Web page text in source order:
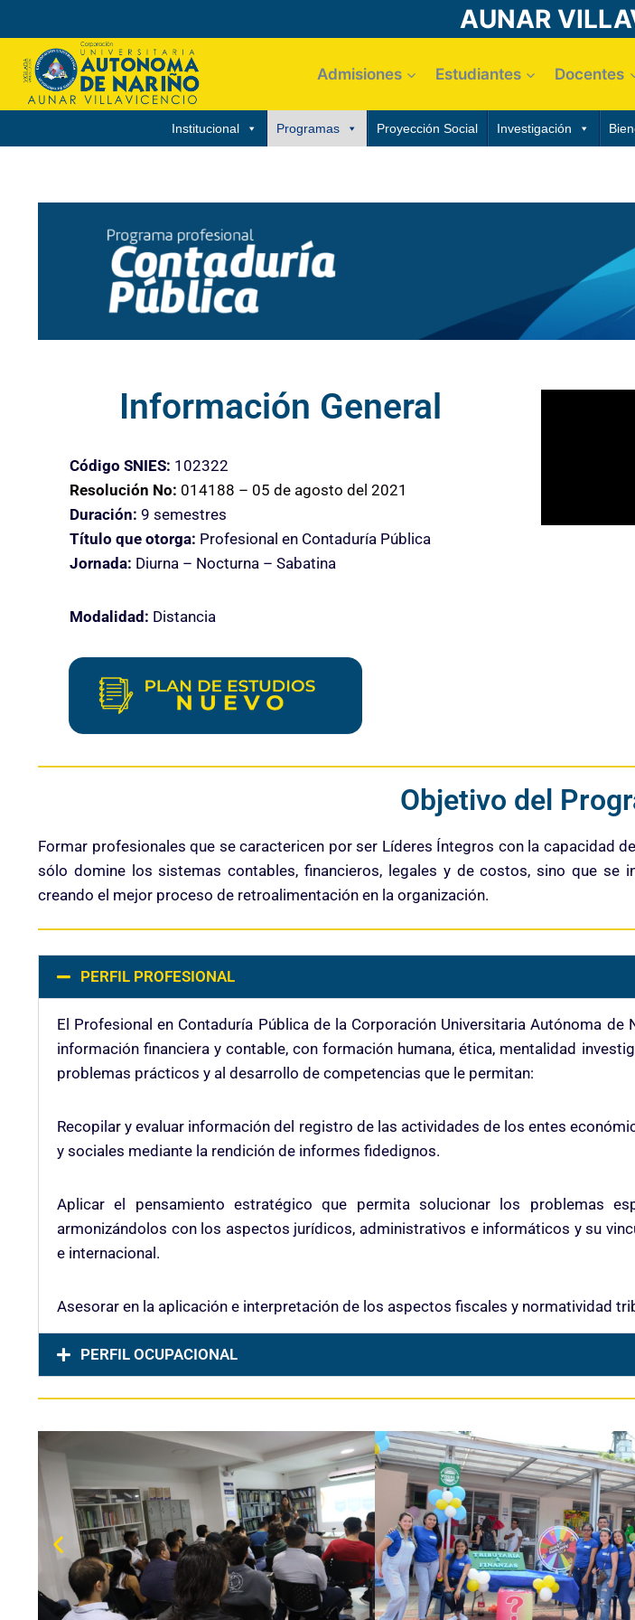
AUNAR
Admisiones Estudiantes Docentes
Institucional Programas Proyección Social Investigación
Información General
Código SNIES: 102322
Resolución No: 014188 – 05 de agosto del 2021
Duración: 9 semestres
Título que otorga: Profesional en Contaduría Pública
Jornada: Diurna – Nocturna – Sabatina
Modalidad: Distancia
Objetivo del
Formar profesionales que se caractericen por ser Líderes Íntegros con la capacidad
sólo domine los sistemas contables, financieros, legales y de costos, sino que
creando el mejor proceso de retroalimentación en la organización.
PERFIL PROFESIONAL
El Profesional en Contaduría Pública de la Corporación Universitaria Autónoma
información financiera y contable, con formación humana, ética, mentalidad
problemas prácticos y al desarrollo de competencias que le permitan:
Recopilar y evaluar información del registro de las actividades de los entes
y sociales mediante la rendición de informes fidedignos.
Aplicar el pensamiento estratégico que permita solucionar los problemas
armonizándolos con los aspectos jurídicos, administrativos e informáticos y su
e internacional.
Asesorar en la aplicación e interpretación de los aspectos fiscales y normatividad
PERFIL OCUPACIONAL